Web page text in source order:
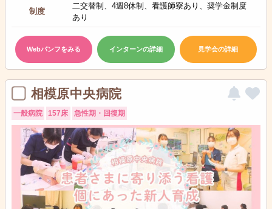
制度
二交替制、4週8休制、看護師寮あり、奨学金制度
あり
Webパンフをみる インターンの詳細 見学会の詳細
相模原中央病院
一般病院 157床 急性期・回復期